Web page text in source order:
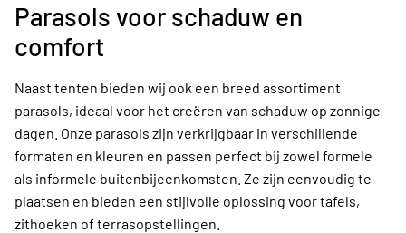
Parasols voor schaduw en
comfort
Naast tenten bieden wij ook een breed assortiment
parasols, ideaal voor het creëren van schaduw op zonnige
dagen. Onze parasols zijn verkrijgbaar in verschillende
formaten en kleuren en passen perfect bij zowel formele
als informele buitenbijeenkomsten. Ze zijn eenvoudig te
plaatsen en bieden een stijlvolle oplossing voor tafels,
zithoeken of terrasopstellingen.